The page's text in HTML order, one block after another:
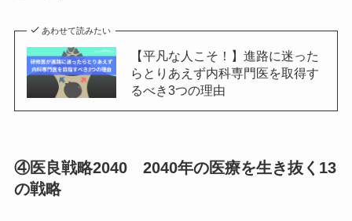
あわせて読みたい
【平凡な人こそ！】進路に迷った
らとりあえず内科専門医を取得す
るべき3つの理由
④医良戦略2040 2040年の医療を生き抜く13
の戦略